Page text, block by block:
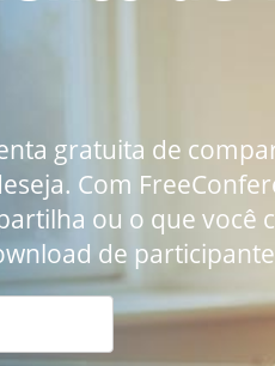
gratuita de
Com
ou o que você
de